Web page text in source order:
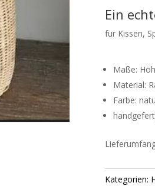
Sisi
Menge
Ein
für Kissen,
Maße:
Material:
Farbe:
Kategorien: